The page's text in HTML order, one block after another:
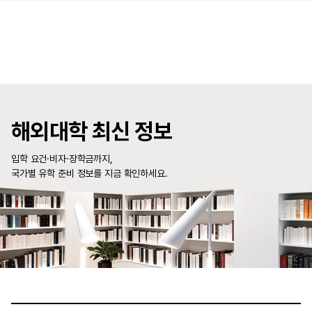
해외대학 최신 정보
입학 요건·비자·장학금까지,
국가별 유학 준비 정보를 지금 확인하세요.